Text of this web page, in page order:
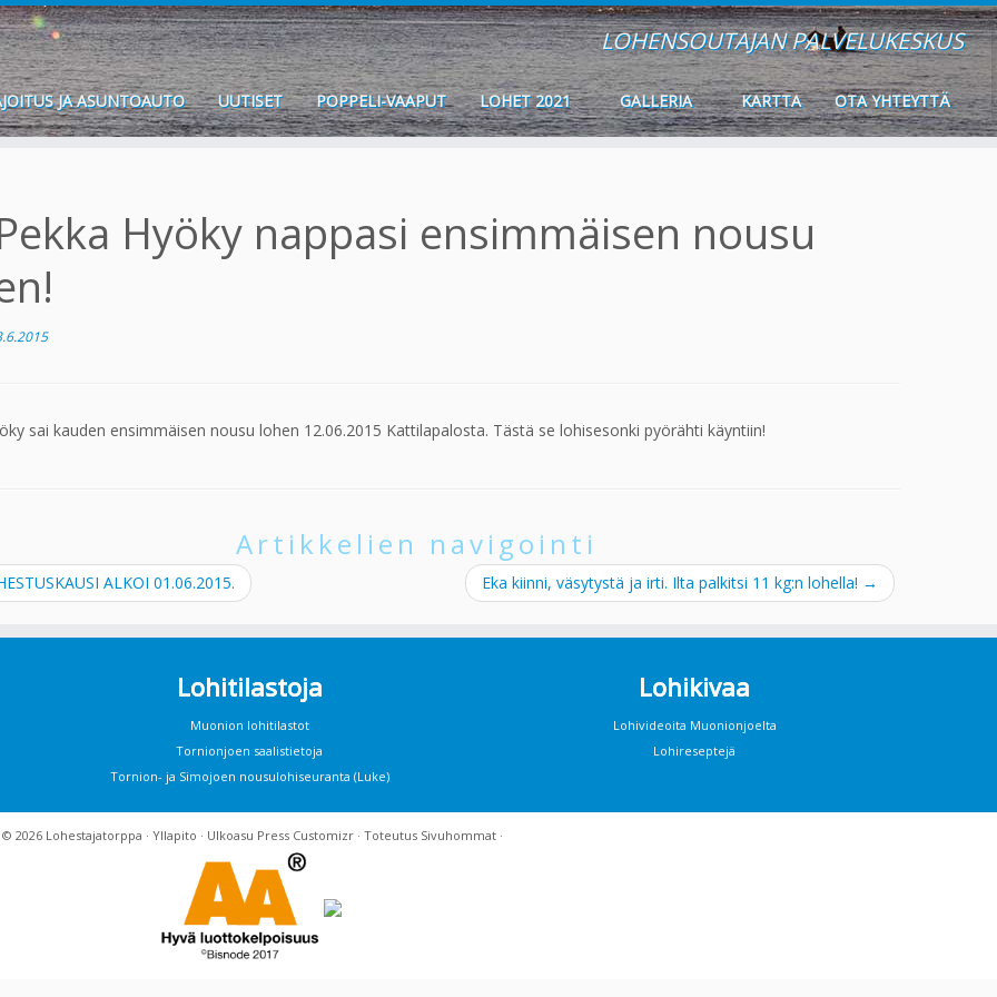
LOHENSOUTAJAN PALVELUKESKUS
JA ASUNTOAUTO UUTISET POPPELI-VAAPUT LOHET 2021 GALLERIA KARTTA OTA YHTEYTTÄ
Hyöky nappasi ensimmäisen nousu
sai kauden ensimmäisen nousu lohen 12.06.2015 Kattilapalosta. Tästä se lohisesonki pyörähti käyntiin!
Artikkelien navigointi
ALKOI 01.06.2015. Eka kiinni, väsytystä ja irti. Ilta palkitsi 11 kg:n lohella! →
Lohitilastoja
Muonion lohitilastot
Tornionjoen saalistietoja
Tornion- ja Simojoen nousulohiseuranta (Luke)
Lohikivaa
Lohivideoita Muonionjoelta
Lohireseptejä
© 2026 Lohestajatorppa · Yllapito · Ulkoasu Press Customizr · Toteutus Sivuhommat ·